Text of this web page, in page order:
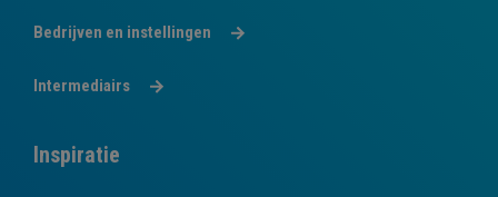
Bedrijven en instellingen
Intermediairs
Inspiratie